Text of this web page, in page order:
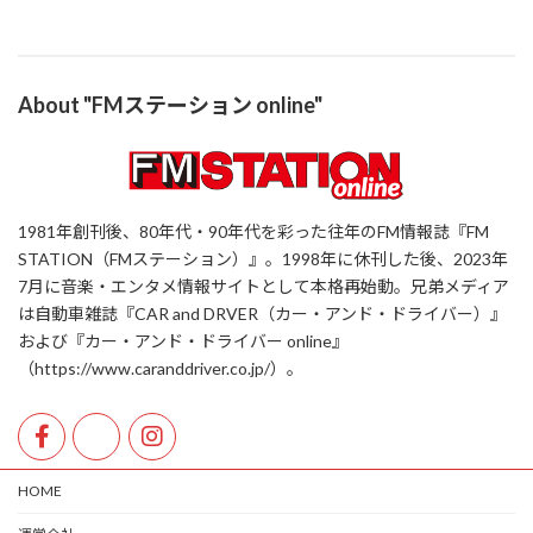
About "FMステーション online"
1981年創刊後、80年代・90年代を彩った往年のFM情報誌『FM
STATION（FMステーション）』。1998年に休刊した後、2023年
7月に音楽・エンタメ情報サイトとして本格再始動。兄弟メディア
は自動車雑誌『CAR and DRVER（カー・アンド・ドライバー）』
および『カー・アンド・ドライバー online』
（https://www.caranddriver.co.jp/）。
HOME